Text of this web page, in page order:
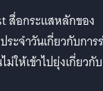
สื่อกระแสหลักของ
ะจำวันเกี่ยวกับการ
ให้เข้าไปยุ่งเกี่ยวกับ